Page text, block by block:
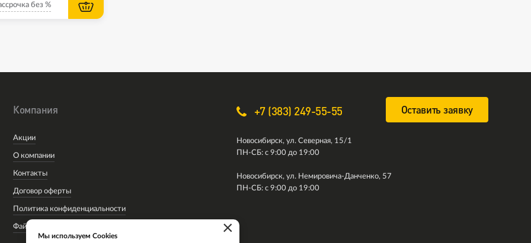
без %
Компания
Акции
О компании
Контакты
Договор оферты
Политика конфиденциальности
Файлы cookie
+7 (383) 249-55-55 Оставить заявку
Новосибирск, ул. Северная, 15/1
ПН-СБ: с 9:00 до 19:00
Новосибирск, ул. Немировича-Данченко, 57
ПН-СБ: с 9:00 до 19:00
×
Мы используем Cookies